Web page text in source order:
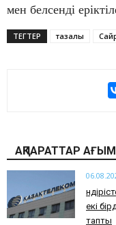
мен белсенді
ТЕГТЕР тазалық
АҚПАРАТТАР
екі
тапты